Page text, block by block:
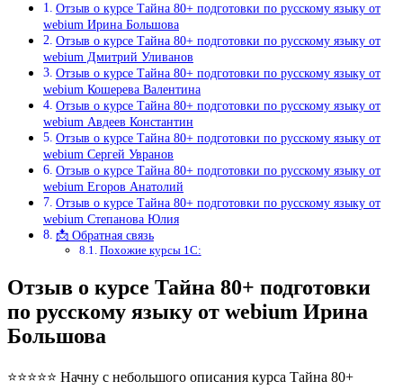
Отзыв о курсе Тайна 80+ подготовки по русскому языку от
webium Ирина Большова
Отзыв о курсе Тайна 80+ подготовки по русскому языку от
webium Дмитрий Уливанов
Отзыв о курсе Тайна 80+ подготовки по русскому языку от
webium Кошерева Валентина
Отзыв о курсе Тайна 80+ подготовки по русскому языку от
webium Авдеев Константин
Отзыв о курсе Тайна 80+ подготовки по русскому языку от
webium Сергей Увранов
Отзыв о курсе Тайна 80+ подготовки по русскому языку от
webium Егоров Анатолий
Отзыв о курсе Тайна 80+ подготовки по русскому языку от
webium Степанова Юлия
📩 Обратная связь
Похожие курсы 1С:
Отзыв о курсе Тайна 80+ подготовки
по русскому языку от webium Ирина
Большова
⭐⭐⭐⭐⭐ Начну с небольшого описания курса Тайна 80+